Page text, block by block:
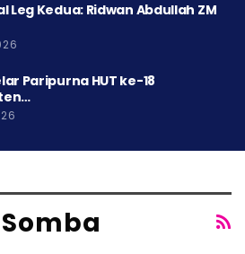
Leg Kedua: Ridwan Abdullah ZM
Paripurna HUT ke-18